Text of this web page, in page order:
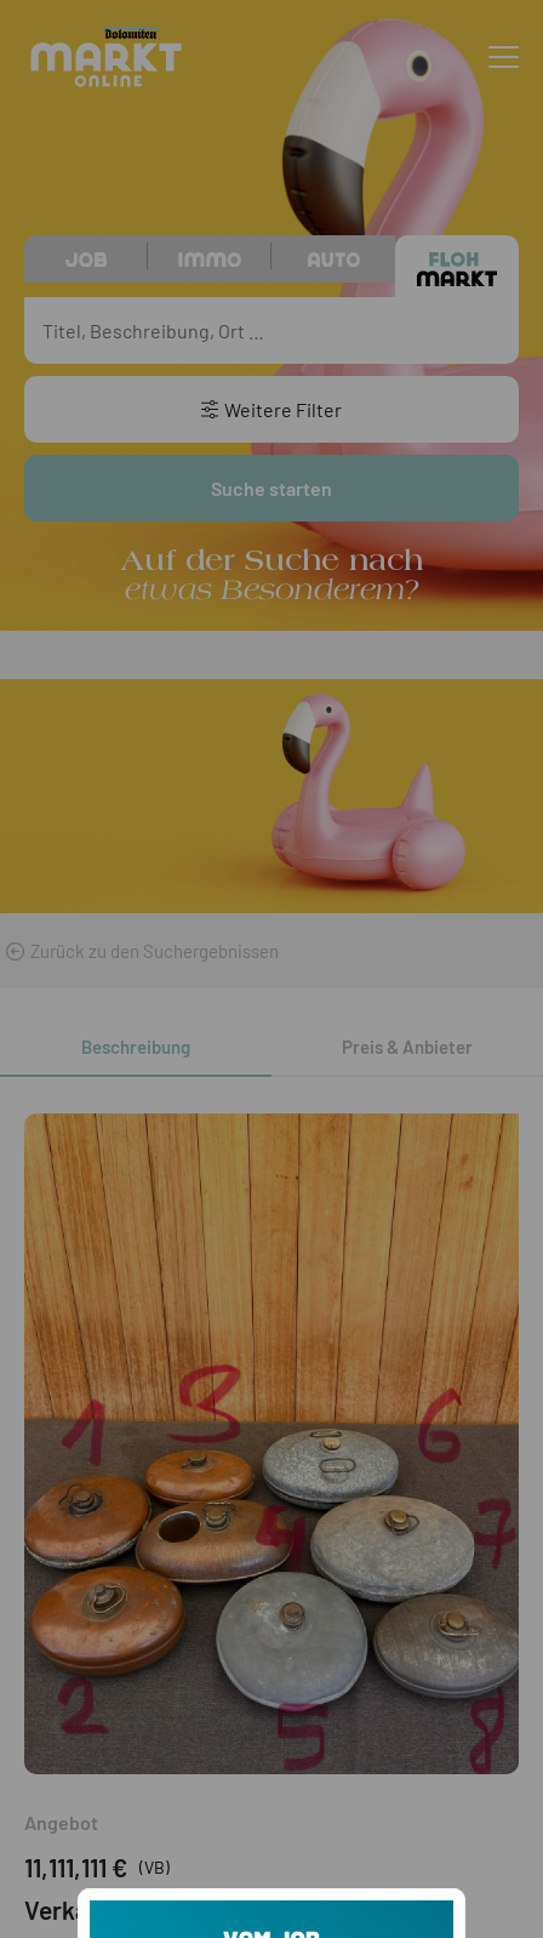
Auf der Suche nach
etwas Besonderem?
Weitere Filter
Suche starten
Zurück zu den Suchergebnissen
Beschreibung Preis & Anbieter
Angebot
11,111,111 € (VB)
Verkaufe alte Bettflaschen